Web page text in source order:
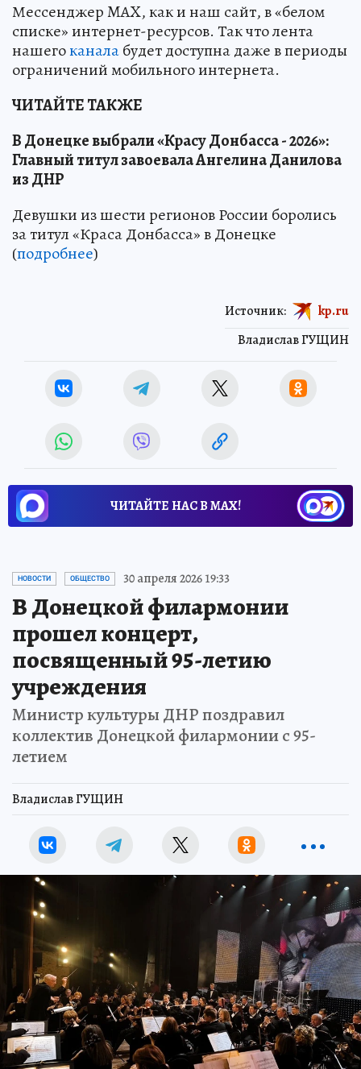
Мессенджер MAX, как и наш сайт, в «белом
списке» интернет-ресурсов. Так что лента
нашегоканалабудет доступна даже в периоды
ограничений мобильного интернета.
ЧИТАЙТЕ ТАКЖЕ
В Донецке выбрали «Красу Донбасса - 2026»:
Главный титул завоевала Ангелина Данилова
из ДНР
Девушки из шести регионов России боролись
за титул «Краса Донбасса» в Донецке
(подробнее)
Владислав ГУЩИН
Источник: kp.ru
ЧИТАЙТЕ НАС В МАХ!
НОВОСТИ ОБЩЕСТВО 30 апреля 2026 19:33
В Донецкой филармонии
прошел концерт,
посвященный 95-летию
учреждения
Министр культуры ДНР поздравил
коллектив Донецкой филармонии с 95-
летием
Владислав ГУЩИН